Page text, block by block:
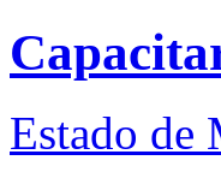
Estado de